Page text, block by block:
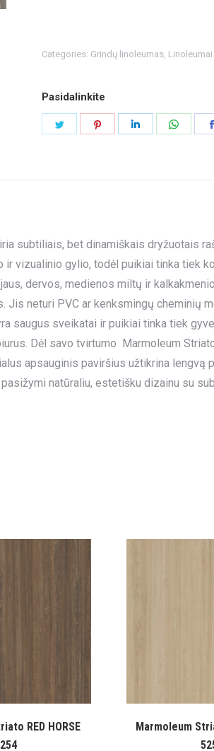
Categories: Grindų linoleumas, Linoleumai
Pasidalinkite
Share
Share
subtiliais, bet dinamiškais dryžuotais
ir vizualinio gylio, todėl puikiai tinka tiek
dervos, medienos miltų ir
neturi PVC ar kenksmingų cheminių
saugus sveikatai ir puikiai tinka tiek
Dėl savo tvirtumo Marmoleum
apsauginis paviršius užtikrina lengvą
natūraliu, estetišku dizainu su
RED HORSE
Marmoleum